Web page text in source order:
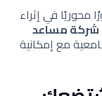
في إثراء
مساعد
مع إمكانية